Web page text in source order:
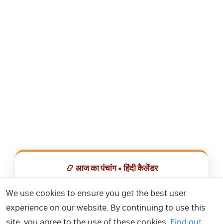
📿 आज का पंचांग • हिंदी कैलेंडर
📅 हिंदी कैलेंडर ऐप डाउनलोड करें
We use cookies to ensure you get the best user
experience on our website. By continuing to use this